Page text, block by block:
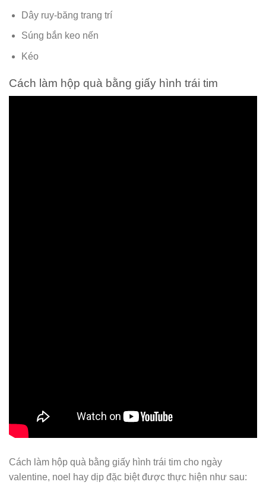
Dây ruy-băng trang trí
Súng bắn keo nến
Kéo
Cách làm hộp quà bằng giấy hình trái tim
Cách làm hộp quà bằng giấy hình trái tim cho ngày
valentine, noel hay dịp đặc biệt được thực hiện như sau: